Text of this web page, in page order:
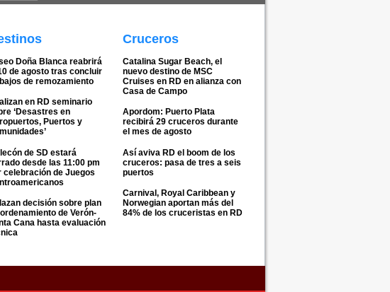
Doña Blanca reabrirá
de agosto tras concluir
de remozamiento
en RD seminario
‘Desastres en
Puertos y
de SD estará
desde las 11:00 pm
celebración de Juegos
decisión sobre plan
de Verón-
Cana hasta evaluación
Cruceros
Catalina Sugar Beach, el
nuevo destino de MSC
Cruises en RD en alianza con
Casa de Campo
Apordom: Puerto Plata
recibirá 29 cruceros durante
el mes de agosto
Así aviva RD el boom de los
cruceros: pasa de tres a seis
puertos
Carnival, Royal Caribbean y
Norwegian aportan más del
84% de los cruceristas en RD